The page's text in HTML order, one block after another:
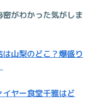
がわかった気がしま
山梨のどこ？爆盛り
イヤー食堂千雅はど